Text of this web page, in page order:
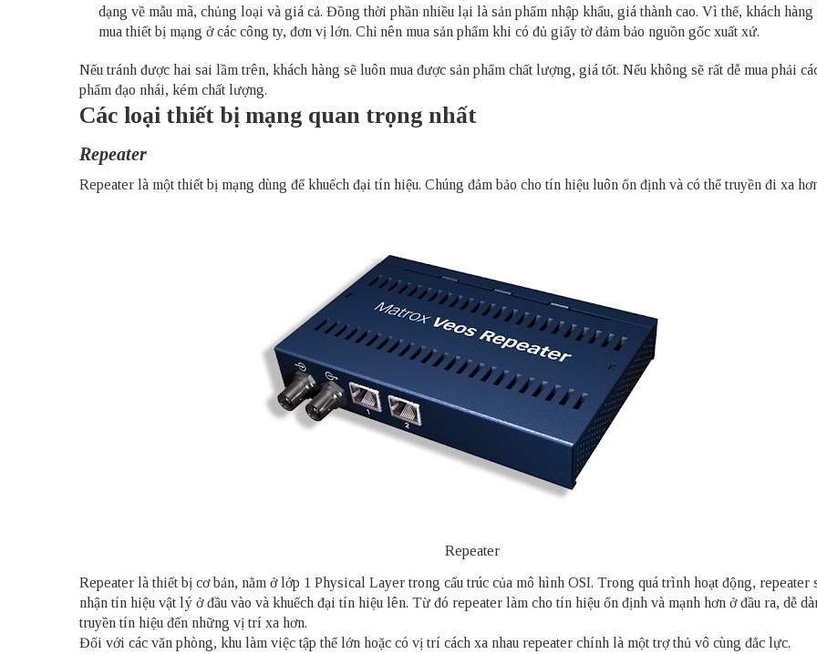
dạng về mẫu mã, chủng loại và giá cả. Đồng thời phần nhiều lại là sản phẩm nhập khẩu, giá thành cao. Vì thế, khách hàng
mua thiết bị mạng ở các công ty, đơn vị lớn. Chỉ nên mua sản phẩm khi có đủ giấy tờ đảm bảo nguồn gốc xuất xứ.
Nếu tránh được hai sai lầm trên, khách hàng sẽ luôn mua được sản phẩm chất lượng, giá tốt. Nếu không sẽ rất dễ mua phải
phẩm đạo nhái, kém chất lượng.
Các loại thiết bị mạng quan trọng nhất
Repeater
Repeater là một thiết bị mạng dùng để khuếch đại tín hiệu. Chúng đảm bảo cho tín hiệu luôn ổn định và có thể truyền đi xa
Repeater
Repeater là thiết bị cơ bản, nằm ở lớp 1 Physical Layer trong cấu trúc của mô hình OSI. Trong quá trình hoạt động, repeater
nhận tín hiệu vật lý ở đầu vào và khuếch đại tín hiệu lên. Từ đó repeater làm cho tín hiệu ổn định và mạnh hơn ở đầu ra, dễ
truyền tín hiệu đến những vị trí xa hơn.
Đối với các văn phòng, khu làm việc tập thể lớn hoặc có vị trí cách xa nhau repeater chính là một trợ thủ vô cùng đắc lực.